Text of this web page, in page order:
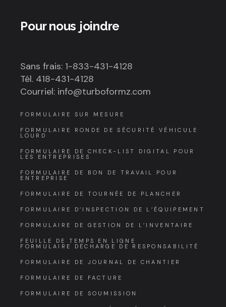
Pour nous joindre
Sans frais: 1-833-431-4128
Tél. 418-431-4128
Courriel: info@turboformz.com
FORMULAIRE SUR MESURE
FORMULAIRE RONDE DE SÉCURITÉ VÉHICULE
LOURD
FORMULAIRE DE CHECK-LIST DIGITAL POUR
LES ENTREPRISES
FORMULAIRE DE BON DE TRAVAIL POUR
ENTREPRISE
FORMULAIRE DE TOURNÉE DE PLANCHER
FORMULAIRE D’INSPECTION DE L’ÉQUIPEMENT
FORMULAIRE DE GESTION DE L’INVENTAIRE
FEUILLE DE TEMPS EN LIGNE
FORMULAIRE DÉCHARGE DE RESPONSABILITÉ
FORMULAIRE DE JOURNAL DE CHANTIER
FORMULAIRE DE FACTURE
FORMULAIRE DE SOUMISSION